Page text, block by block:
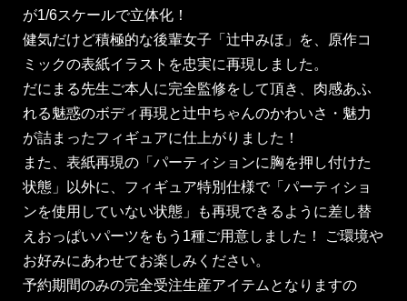
が1/6スケールで立体化！
健気だけど積極的な後輩女子「辻中みほ」を、原作コ
ミックの表紙イラストを忠実に再現しました。
だにまる先生ご本人に完全監修をして頂き、肉感あふ
れる魅惑のボディ再現と辻中ちゃんのかわいさ・魅力
が詰まったフィギュアに仕上がりました！
また、表紙再現の「パーティションに胸を押し付けた
状態」以外に、フィギュア特別仕様で「パーティショ
ンを使用していない状態」も再現できるように差し替
えおっぱいパーツをもう1種ご用意しました！ ご環境や
お好みにあわせてお楽しみください。
予約期間のみの完全受注生産アイテムとなりますの